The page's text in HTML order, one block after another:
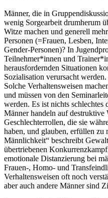
Männer, die in
wenig Sorgearbeit drumherum
Witze machen und generell
Personen (=Frauen, Lesben,
Gender-Personen)? In
Teilnehmer*innen und
herausfordernden Situationen
Sozialisation verursacht werden.
Solche Verhaltensweisen
und müssen von den
werden. Es ist nichts schlechtes
Männer handeln auf destruktive
Geschlechterrollen, die sie
haben, und glauben, erfüllen zu
Männlichkeit“ beschreibt
übertriebenen
emotionale Distanzierung bei
Frauen-, Homo- und
Verhaltensweisen oft noch
aber auch andere Männer sind